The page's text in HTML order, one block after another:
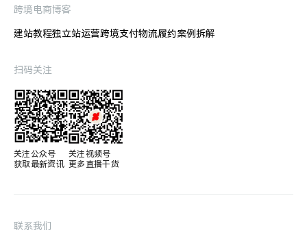
跨境电商博客
建站教程独立站运营跨境支付物流履约案例拆解
扫码关注
关注公众号
获取最新资讯
关注视频号
更多直播干货
联系我们